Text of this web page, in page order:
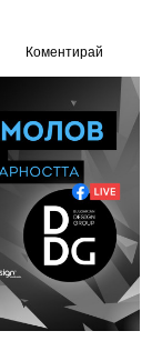
Коментирай